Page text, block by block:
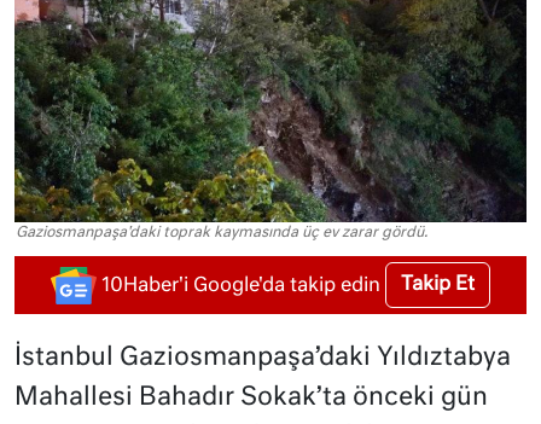
Gaziosmanpaşa'daki toprak kaymasında üç ev zarar gördü.
10Haber'i Google'da takip edin Takip Et
İstanbul Gaziosmanpaşa’daki Yıldıztabya
Mahallesi Bahadır Sokak’ta önceki gün